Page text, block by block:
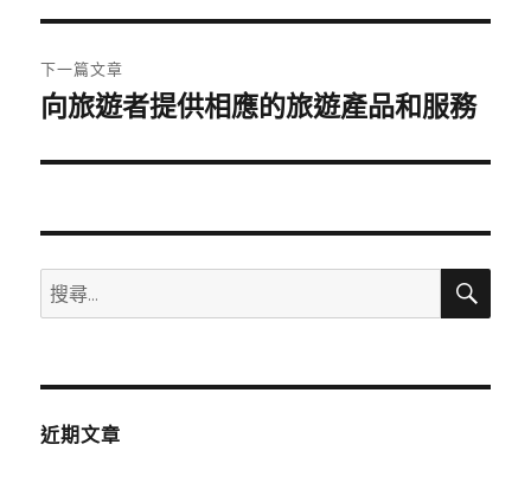
覽
文
章:
下一篇文章
下
篇
章:
向旅遊者提供相應的旅遊產品和服務
搜
尋
鍵
搜
近期文章